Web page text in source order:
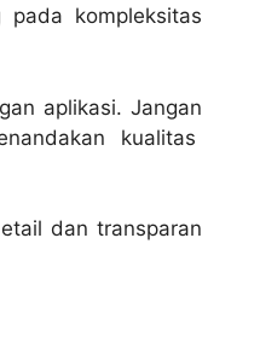
kompleksitas
aplikasi. Jangan
kualitas
dan transparan